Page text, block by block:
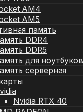
AM4
AM5
память
DDR4
DDR5
для ноутбуков
серверная
Nvidia RTX 40